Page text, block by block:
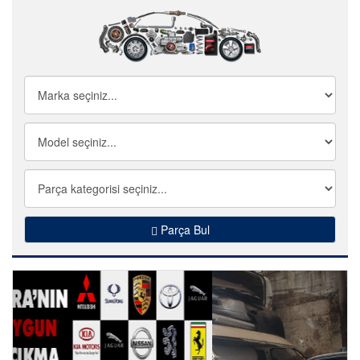
Parça Bul
Önceki